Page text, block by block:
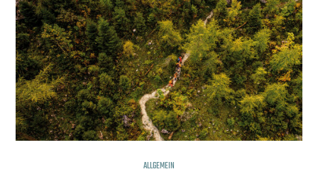
ALLGEMEIN